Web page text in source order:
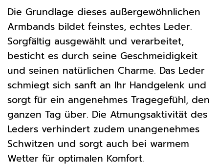
Die Grundlage dieses außergewöhnlichen
Armbands bildet feinstes, echtes Leder.
Sorgfältig ausgewählt und verarbeitet,
besticht es durch seine Geschmeidigkeit
und seinen natürlichen Charme. Das Leder
schmiegt sich sanft an Ihr Handgelenk und
sorgt für ein angenehmes Tragegefühl, den
ganzen Tag über. Die Atmungsaktivität des
Leders verhindert zudem unangenehmes
Schwitzen und sorgt auch bei warmem
Wetter für optimalen Komfort.